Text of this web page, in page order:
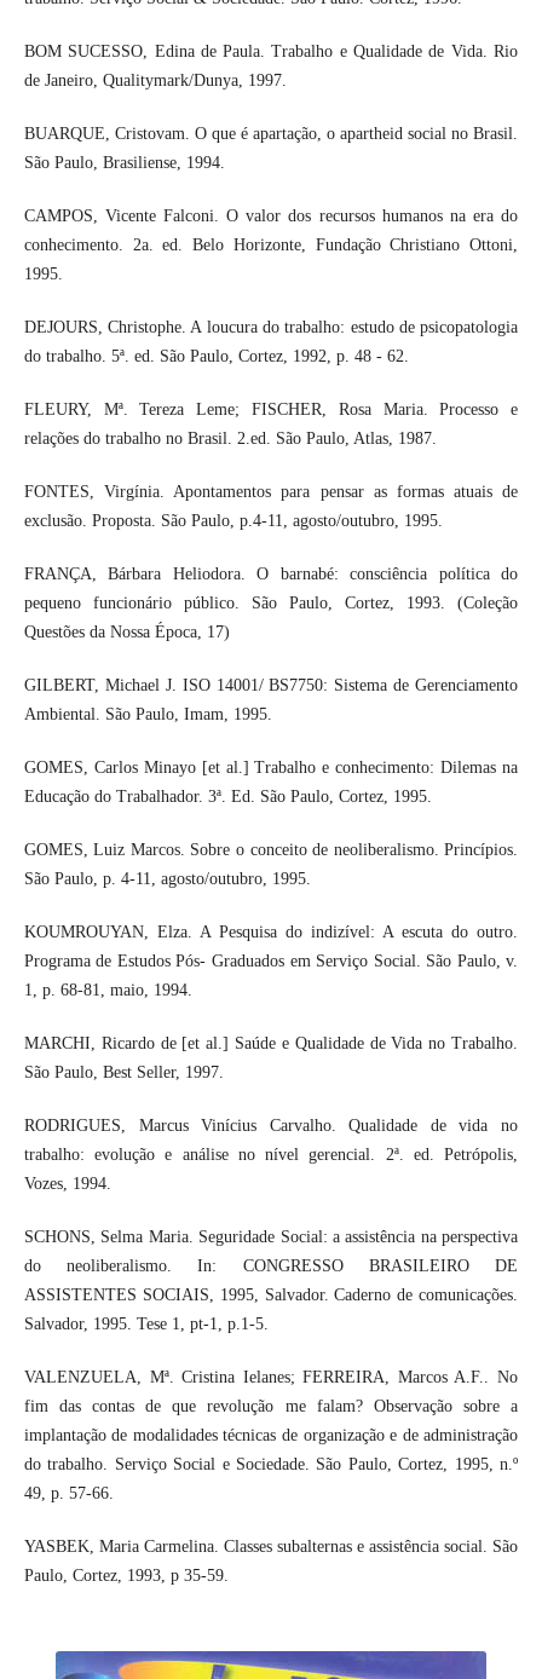
BOM SUCESSO, Edina de Paula. Trabalho e Qualidade de Vida. Rio
de Janeiro, Qualitymark/Dunya, 1997.
BUARQUE, Cristovam. O que é apartação, o apartheid social no Brasil.
São Paulo, Brasiliense, 1994.
CAMPOS, Vicente Falconi. O valor dos recursos humanos na era do
conhecimento. 2a. ed. Belo Horizonte, Fundação Christiano Ottoni,
1995.
DEJOURS, Christophe. A loucura do trabalho: estudo de psicopatologia
do trabalho. 5ª. ed. São Paulo, Cortez, 1992, p. 48 - 62.
FLEURY, Mª. Tereza Leme; FISCHER, Rosa Maria. Processo e
relações do trabalho no Brasil. 2.ed. São Paulo, Atlas, 1987.
FONTES, Virgínia. Apontamentos para pensar as formas atuais de
exclusão. Proposta. São Paulo, p.4-11, agosto/outubro, 1995.
FRANÇA, Bárbara Heliodora. O barnabé: consciência política do
pequeno funcionário público. São Paulo, Cortez, 1993. (Coleção
Questões da Nossa Época, 17)
GILBERT, Michael J. ISO 14001/ BS7750: Sistema de Gerenciamento
Ambiental. São Paulo, Imam, 1995.
GOMES, Carlos Minayo [et al.] Trabalho e conhecimento: Dilemas na
Educação do Trabalhador. 3ª. Ed. São Paulo, Cortez, 1995.
GOMES, Luiz Marcos. Sobre o conceito de neoliberalismo. Princípios.
São Paulo, p. 4-11, agosto/outubro, 1995.
KOUMROUYAN, Elza. A Pesquisa do indizível: A escuta do outro.
Programa de Estudos Pós- Graduados em Serviço Social. São Paulo, v.
1, p. 68-81, maio, 1994.
MARCHI, Ricardo de [et al.] Saúde e Qualidade de Vida no Trabalho.
São Paulo, Best Seller, 1997.
RODRIGUES, Marcus Vinícius Carvalho. Qualidade de vida no
trabalho: evolução e análise no nível gerencial. 2ª. ed. Petrópolis,
Vozes, 1994.
SCHONS, Selma Maria. Seguridade Social: a assistência na perspectiva
do neoliberalismo. In: CONGRESSO BRASILEIRO DE
ASSISTENTES SOCIAIS, 1995, Salvador. Caderno de comunicações.
Salvador, 1995. Tese 1, pt-1, p.1-5.
VALENZUELA, Mª. Cristina Ielanes; FERREIRA, Marcos A.F.. No
fim das contas de que revolução me falam? Observação sobre a
implantação de modalidades técnicas de organização e de administração
do trabalho. Serviço Social e Sociedade. São Paulo, Cortez, 1995, n.º
49, p. 57-66.
YASBEK, Maria Carmelina. Classes subalternas e assistência social. São
Paulo, Cortez, 1993, p 35-59.